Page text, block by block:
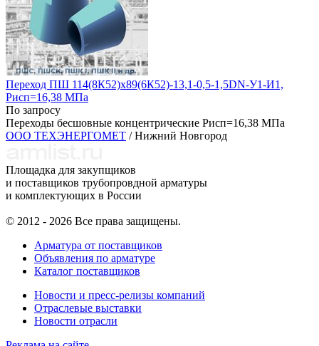
Переход ПШ 114(8К52)х89(6К52)-13,1-0,5-1,5DN-У1-И1,
Рисп=16,38 МПа
По запросу
Переходы бесшовные концентрические Рисп=16,38 МПа
ООО ТЕХЭНЕРГОМЕТ / Нижний Новгород
Площадка для закупщиков
и поставщиков трубопровдной арматуры
и комплектующих в России
© 2012 - 2026 Все права защищены.
Арматура от поставщиков
Объявления по арматуре
Каталог поставщиков
Новости и пресс-релизы компаний
Отраслевые выставки
Новости отрасли